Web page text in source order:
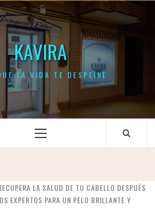
KAVIRA
LA VIDA TE DESPEINE
Menú
LA SALUD DE TU CABELLO DESPUÉS
EXPERTOS PARA UN PELO BRILLANTE Y